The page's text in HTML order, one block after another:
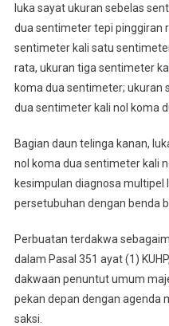
luka sayat ukuran sebelas
dua sentimeter tepi pinggiran
sentimeter kali satu
rata, ukuran tiga sentimeter
koma dua sentimeter; ukuran
dua sentimeter kali nol koma
Bagian daun telinga kanan,
nol koma dua sentimeter kali
kesimpulan diagnosa multipel
persetubuhan dengan benda
Perbuatan terdakwa
dalam Pasal 351 ayat (1)
dakwaan penuntut umum
pekan depan dengan agenda
saksi.